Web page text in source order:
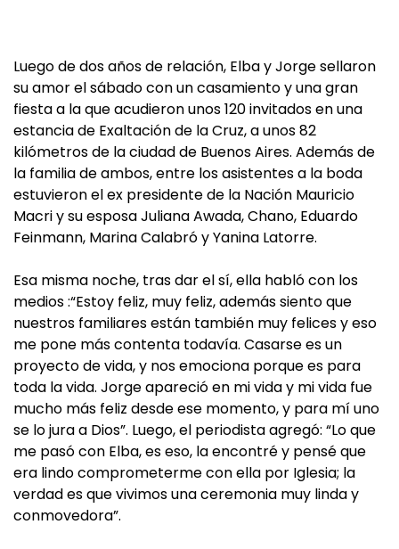
Luego de dos años de relación, Elba y Jorge sellaron
su amor el sábado con un casamiento y una gran
fiesta a la que acudieron unos 120 invitados en una
estancia de Exaltación de la Cruz, a unos 82
kilómetros de la ciudad de Buenos Aires. Además de
la familia de ambos, entre los asistentes a la boda
estuvieron el ex presidente de la Nación Mauricio
Macri y su esposa Juliana Awada, Chano, Eduardo
Feinmann, Marina Calabró y Yanina Latorre.
Esa misma noche, tras dar el sí, ella habló con los
medios :“Estoy feliz, muy feliz, además siento que
nuestros familiares están también muy felices y eso
me pone más contenta todavía. Casarse es un
proyecto de vida, y nos emociona porque es para
toda la vida. Jorge apareció en mi vida y mi vida fue
mucho más feliz desde ese momento, y para mí uno
se lo jura a Dios”. Luego, el periodista agregó: “Lo que
me pasó con Elba, es eso, la encontré y pensé que
era lindo comprometerme con ella por Iglesia; la
verdad es que vivimos una ceremonia muy linda y
conmovedora”.